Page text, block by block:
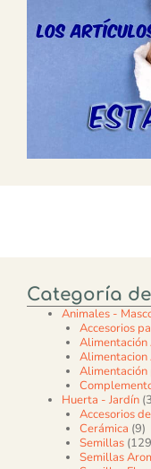
Categoría
Animales -
Accesorios
Alimentación
Alimentacion
Alimentación
Huerta - Jardín
Accesorios
Cerámica 99
Semillas 129
Semillas